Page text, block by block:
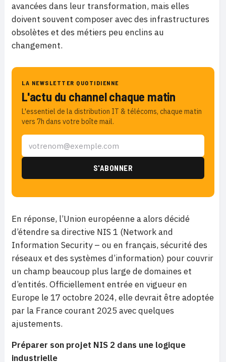
avancées dans leur transformation, mais elles
doivent souvent composer avec des infrastructures
obsolètes et des métiers peu enclins au
changement.
LA NEWSLETTER QUOTIDIENNE
L'actu du channel chaque matin
L'essentiel de la distribution IT & télécoms, chaque matin
vers 7h dans votre boîte mail.
En réponse, l’Union européenne a alors décidé
d’étendre sa directive NIS 1 (Network and
Information Security – ou en français, sécurité des
réseaux et des systèmes d’information) pour couvrir
un champ beaucoup plus large de domaines et
d’entités. Officiellement entrée en vigueur en
Europe le 17 octobre 2024, elle devrait être adoptée
par la France courant 2025 avec quelques
ajustements.
Préparer son projet NIS 2 dans une logique
industrielle